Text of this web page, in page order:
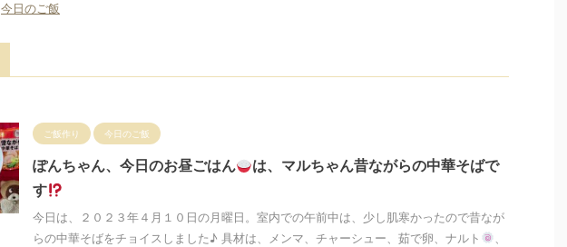
今日のご飯
ご飯作り 今日のご飯
ぽんちゃん、今日のお昼ごはん
は、マルちゃん昔ながらの中華そばで
す
今日は、２０２３年４月１０日の月曜日。室内での午前中は、少し肌寒かったので昔なが
らの中華そばをチョイスしました♪ 具材は、メンマ、チャーシュー、茹で卵、ナルト